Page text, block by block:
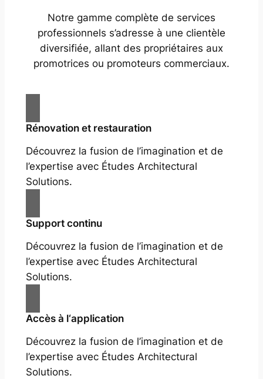
Notre gamme complète de services
professionnels s’adresse à une clientèle
diversifiée, allant des propriétaires aux
promotrices ou promoteurs commerciaux.
Rénovation et restauration
Découvrez la fusion de l’imagination et de
l’expertise avec Études Architectural
Solutions.
Support continu
Découvrez la fusion de l’imagination et de
l’expertise avec Études Architectural
Solutions.
Accès à l‘application
Découvrez la fusion de l’imagination et de
l’expertise avec Études Architectural
Solutions.